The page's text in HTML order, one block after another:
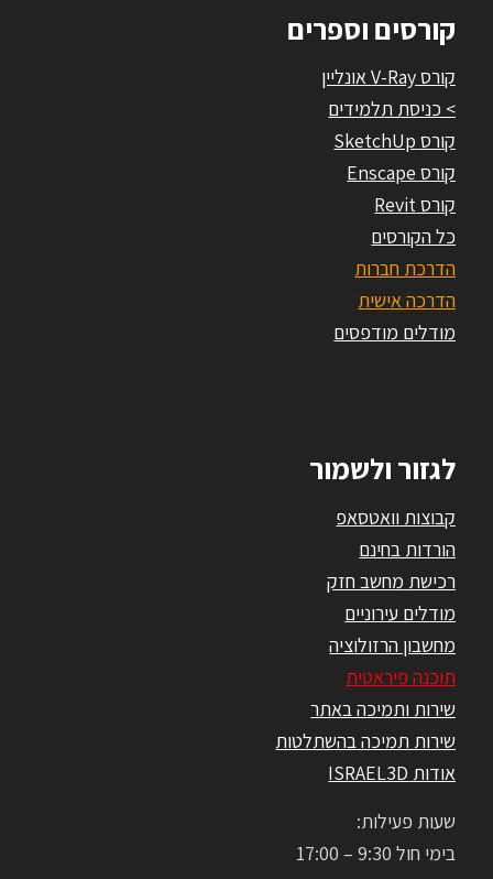
קורסים וספרים
קורס V-Ray אונליין
> כניסת תלמידים
קורס SketchUp
קורס Enscape
קורס Revit
כל הקורסים
הדרכת חברות
הדרכה אישית
מודלים מודפסים
לגזור ולשמור
קבוצות וואטסאפ
הורדות בחינם
רכישת מחשב חזק
מודלים עירוניים
מחשבון הרזולוציה
תוכנה פיראטית
שירות ותמיכה באתר
שירות תמיכה בהשתלטות
אודות ISRAEL3D
שעות פעילות:
בימי חול 9:30 – 17:00